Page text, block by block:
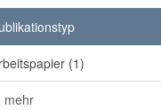
(1)
mehr